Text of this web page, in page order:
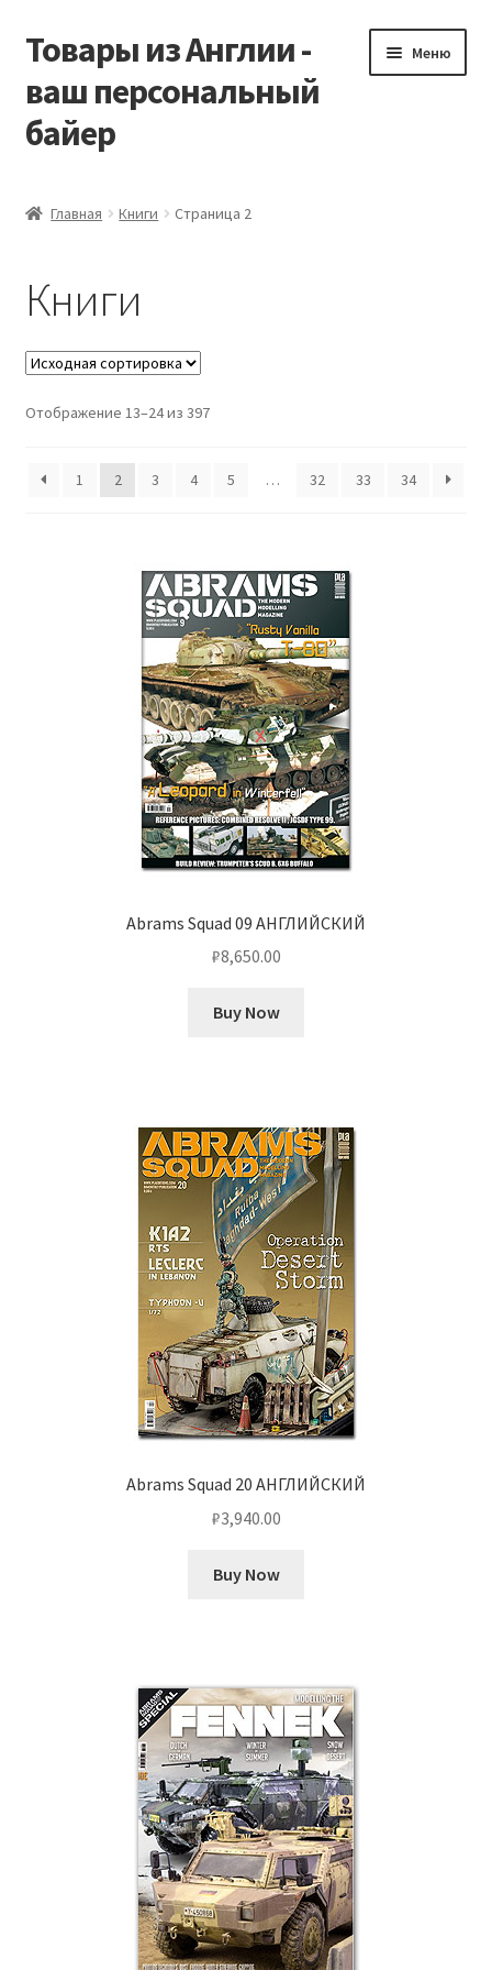
Перейти
навигации
Перейти
содержимому
Товары из Англии -
ваш персональный
байер
Меню
Заказать Vitabiotics
Контакты
Корзина
Мой аккаунт
Оформление заказа
Главная Книги Страница 2
Книги
Отображение 13–24 из 397
1 2 3 4 5 … 32 33 34
Abrams Squad 09 АНГЛИЙСКИЙ
₽8,650.00
Buy Now
Abrams Squad 20 АНГЛИЙСКИЙ
₽3,940.00
Buy Now